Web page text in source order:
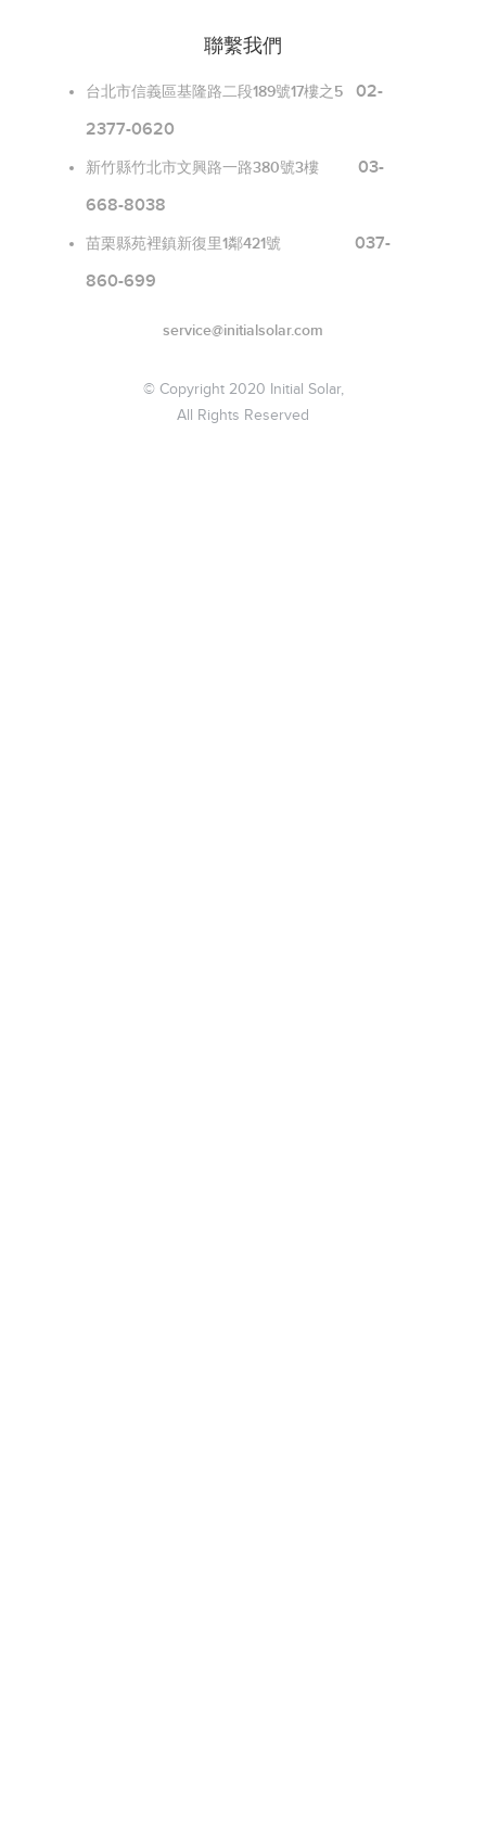
聯繫我們
台北市信義區基隆路二段189號17樓之5
02-
2377-0620
新竹縣竹北市文興路一路380號3樓
03-
668-8038
苗栗縣苑裡鎮新復里1鄰421號
037-
860-699
service@initialsolar.com
© Copyright 2020 Initial Solar,
All Rights Reserved